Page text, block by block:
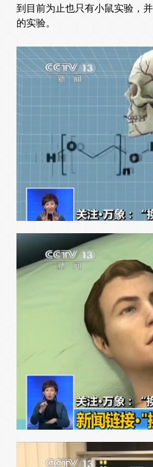
到目前为止也只有小鼠实验，
的实验。